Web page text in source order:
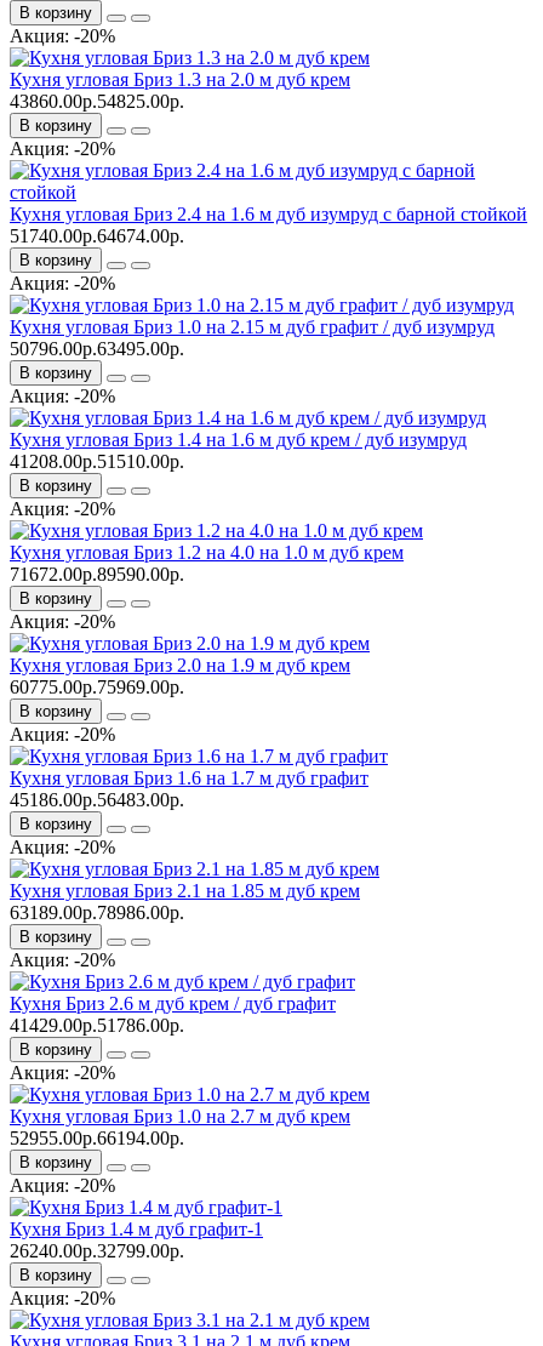
В корзину
Акция: -20%
Кухня угловая Бриз 1.3 на 2.0 м дуб крем
43860.00р.54825.00р.
В корзину
Акция: -20%
Кухня угловая Бриз 2.4 на 1.6 м дуб изумруд с барной стойкой
51740.00р.64674.00р.
В корзину
Акция: -20%
Кухня угловая Бриз 1.0 на 2.15 м дуб графит / дуб изумруд
50796.00р.63495.00р.
В корзину
Акция: -20%
Кухня угловая Бриз 1.4 на 1.6 м дуб крем / дуб изумруд
41208.00р.51510.00р.
В корзину
Акция: -20%
Кухня угловая Бриз 1.2 на 4.0 на 1.0 м дуб крем
71672.00р.89590.00р.
В корзину
Акция: -20%
Кухня угловая Бриз 2.0 на 1.9 м дуб крем
60775.00р.75969.00р.
В корзину
Акция: -20%
Кухня угловая Бриз 1.6 на 1.7 м дуб графит
45186.00р.56483.00р.
В корзину
Акция: -20%
Кухня угловая Бриз 2.1 на 1.85 м дуб крем
63189.00р.78986.00р.
В корзину
Акция: -20%
Кухня Бриз 2.6 м дуб крем / дуб графит
41429.00р.51786.00р.
В корзину
Акция: -20%
Кухня угловая Бриз 1.0 на 2.7 м дуб крем
52955.00р.66194.00р.
В корзину
Акция: -20%
Кухня Бриз 1.4 м дуб графит-1
26240.00р.32799.00р.
В корзину
Акция: -20%
Кухня угловая Бриз 3.1 на 2.1 м дуб крем